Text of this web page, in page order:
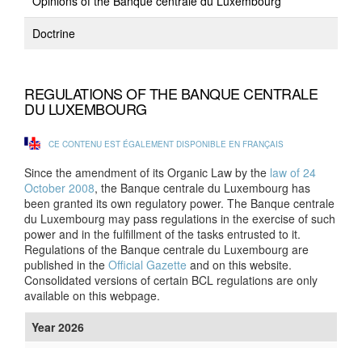
Doctrine
REGULATIONS OF THE BANQUE CENTRALE
DU LUXEMBOURG
CE CONTENU EST ÉGALEMENT DISPONIBLE EN FRANÇAIS
Since the amendment of its Organic Law by the law of 24
October 2008, the Banque centrale du Luxembourg has
been granted its own regulatory power. The Banque centrale
du Luxembourg may pass regulations in the exercise of such
power and in the fulfillment of the tasks entrusted to it.
Regulations of the Banque centrale du Luxembourg are
published in the Official Gazette and on this website.
Consolidated versions of certain BCL regulations are only
available on this webpage.
Year 2026